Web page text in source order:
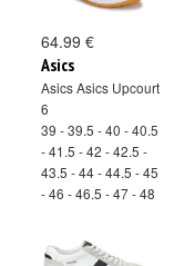
64.99 €
Asics
Asics Asics Upcourt
6
39 - 39.5 - 40 - 40.5
- 41.5 - 42 - 42.5 -
43.5 - 44 - 44.5 - 45
- 46 - 46.5 - 47 - 48